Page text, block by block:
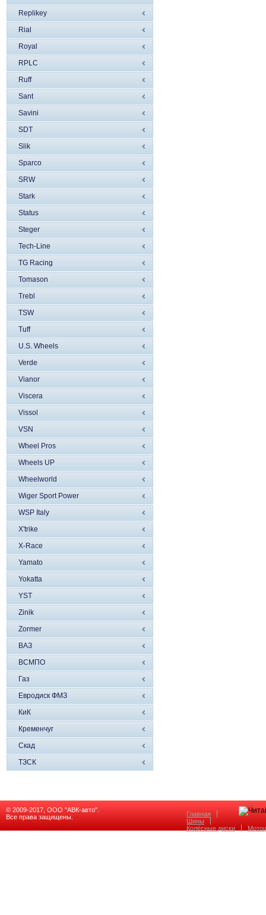
Replikey
Rial
Royal
RPLC
Ruff
Sant
Savini
SDT
Slik
Sparco
SRW
Stark
Status
Steger
Tech-Line
TG Racing
Tomason
Trebl
TSW
Tuff
U.S. Wheels
Verde
Vianor
Viscera
Vissol
VSN
Wheel Pros
Wheels UP
Wheelworld
Wiger Sport Power
WSP Italy
X'trike
X-Race
Yamato
Yokatta
YST
Zinik
Zormer
ВАЗ
ВСМПО
Газ
Евродиск ФМЗ
КиК
Кременчуг
Скад
ТЗСК
© 2009-2017, ООО "АВК-авто".
Все права защищены.
Главная
Шины
Колёсные диски